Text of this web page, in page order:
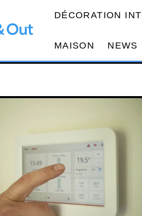
DÉCORATION
MAISON NEWS